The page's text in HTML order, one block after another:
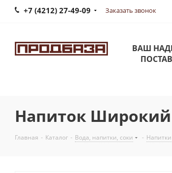
+7 (4212) 27-49-09 Заказать звонок
ВАШ
Напиток
Главная - Каталог - Вода, напитки, соки - Напитки